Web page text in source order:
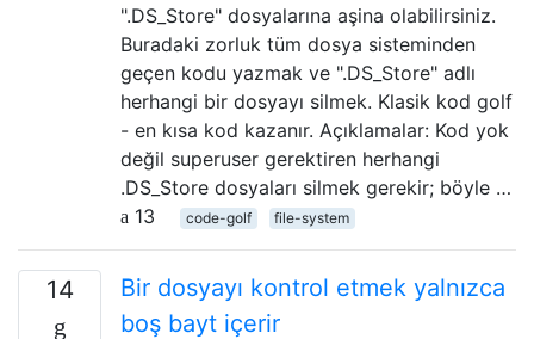
".DS_Store" dosyalarına aşina olabilirsiniz.
Buradaki zorluk tüm dosya sisteminden
geçen kodu yazmak ve ".DS_Store" adlı
herhangi bir dosyayı silmek. Klasik kod golf
- en kısa kod kazanır. Açıklamalar: Kod yok
değil superuser gerektiren herhangi
.DS_Store dosyaları silmek gerekir; böyle …
13
code-golf file-system
14
Bir dosyayı kontrol etmek yalnızca
boş bayt içerir